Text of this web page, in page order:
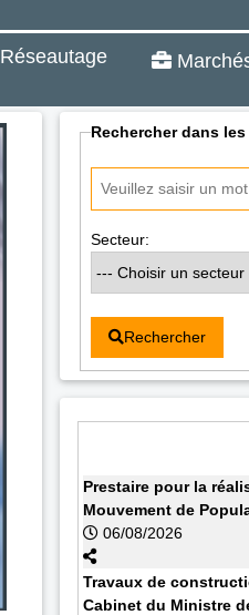
Réseautage
Rechercher dans
Secteur:
Rechercher
Prestaire pour la
Mouvement de
06/08/2026
Travaux de
Cabinet du Ministre